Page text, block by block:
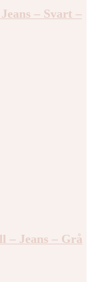
– Svart –
– Jeans – Grå